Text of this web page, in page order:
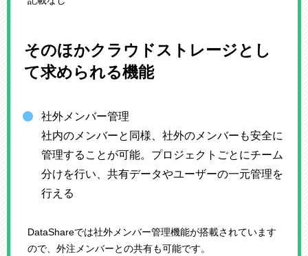
そのほかクラウドストレージとし
て求められる機能
社外メンバー管理
社内のメンバーと同様、社外のメンバーも安全に
管理することが可能。プロジェクトごとにチーム
分けを行い、共有データやユーザーの一元管理を
行える
DataShareでは社外メンバー管理機能が搭載されています
ので、外注メンバーとの共有も可能です。